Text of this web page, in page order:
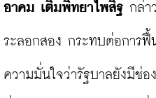
อาคม เติมพิทยาไพสิฐ กล่า
ระลอกสอง กระทบต่อการฟื้
ความมั่นใจว่ารัฐบาลยังมีช่อ